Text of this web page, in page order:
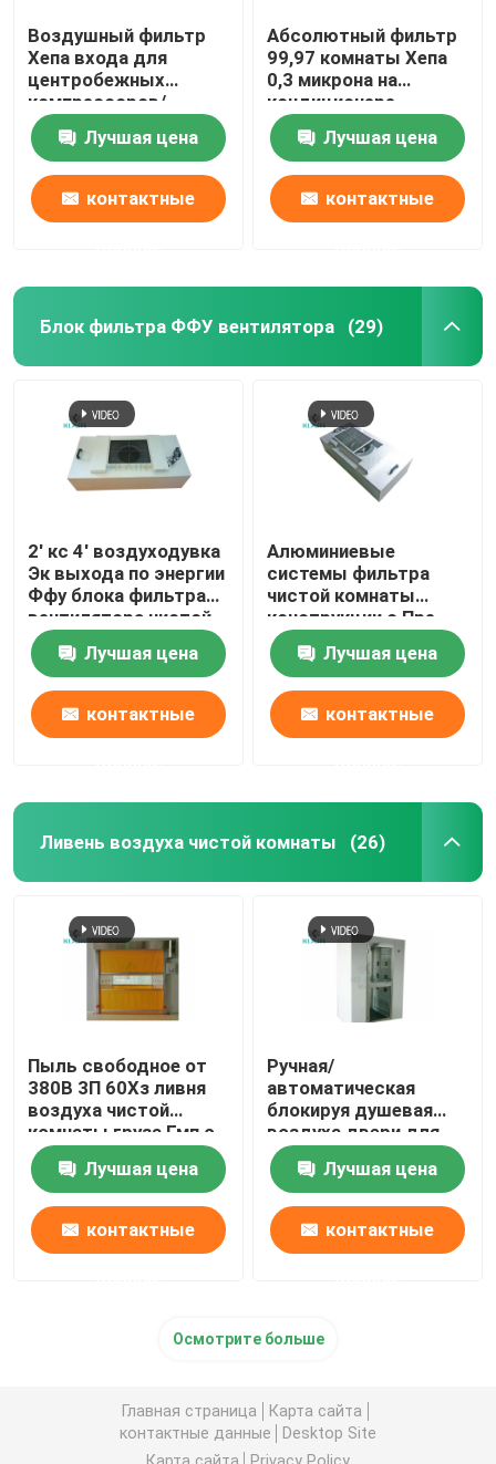
Воздушный фильтр
Хепа входа для
центробежных
компрессоров/
газовых турбин/
двигателейЛучшая цена
контактные
Абсолютный фильтр
99,97 комнаты Хепа
0,3 микрона на
кондиционере
извлекает споры
прессформы
Лучшая цена
контактные
Блок фильтра ФФУ вентилятора (29)
2' кс 4' воздуходувка
Эк выхода по энергии
Ффу блока фильтра
вентилятора чистой
комнаты с Пре
фильтромЛучшая цена
контактные
Алюминиевые
системы фильтра
чистой комнаты
конструкции с Пре
воздуходувкой Ак
фильтраЛучшая цена
контактные
Ливень воздуха чистой комнаты (26)
Пыль свободное от
380В 3П 60Хз ливня
воздуха чистой
комнаты груза Гмп с
быстрой дверью
завальцовки
Лучшая цена
контактные
Ручная/
автоматическая
блокируя душевая
воздуха двери для
частичного
диспетчерского
пункта
Лучшая цена
контактные
Осмотрите больше
Главная страница
Карта сайта
контактные данные
Desktop Site
Карта сайта
Privacy Policy